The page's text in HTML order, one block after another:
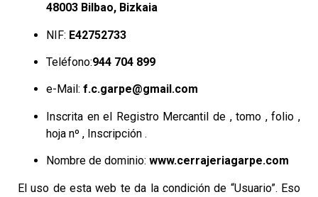
48003 Bilbao, Bizkaia
NIF: E42752733
Teléfono:944 704 899
e-Mail: f.c.garpe@gmail.com
Inscrita en el Registro Mercantil de , tomo , folio ,
hoja nº , Inscripción .
Nombre de dominio: www.cerrajeriagarpe.com
El uso de esta web te da la condición de “Usuario”. Eso